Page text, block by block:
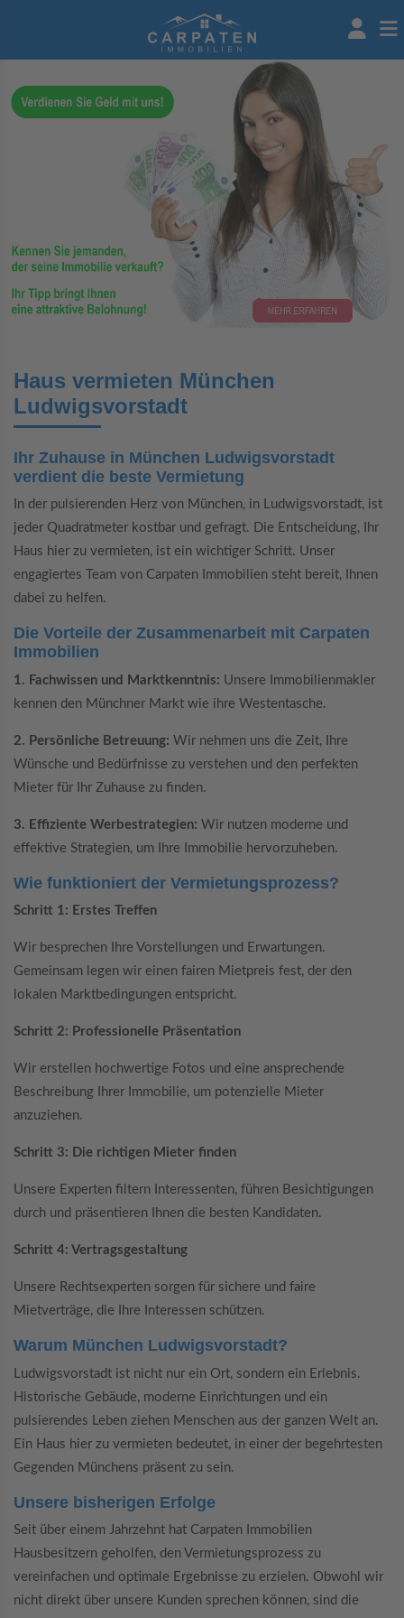
Haus vermieten München
Ludwigsvorstadt
Ihr Zuhause in München Ludwigsvorstadt
verdient die beste Vermietung
In der pulsierenden Herz von München, in Ludwigsvorstadt, ist
jeder Quadratmeter kostbar und gefragt. Die Entscheidung, Ihr
Haus hier zu vermieten, ist ein wichtiger Schritt. Unser
engagiertes Team von Carpaten Immobilien steht bereit, Ihnen
dabei zu helfen.
Die Vorteile der Zusammenarbeit mit Carpaten
Immobilien
1. Fachwissen und Marktkenntnis: Unsere Immobilienmakler
kennen den Münchner Markt wie ihre Westentasche.
2. Persönliche Betreuung: Wir nehmen uns die Zeit, Ihre
Wünsche und Bedürfnisse zu verstehen und den perfekten
Mieter für Ihr Zuhause zu finden.
3. Effiziente Werbestrategien: Wir nutzen moderne und
effektive Strategien, um Ihre Immobilie hervorzuheben.
Wie funktioniert der Vermietungsprozess?
Schritt 1: Erstes Treffen
Wir besprechen Ihre Vorstellungen und Erwartungen.
Gemeinsam legen wir einen fairen Mietpreis fest, der den
lokalen Marktbedingungen entspricht.
Schritt 2: Professionelle Präsentation
Wir erstellen hochwertige Fotos und eine ansprechende
Beschreibung Ihrer Immobilie, um potenzielle Mieter
anzuziehen.
Schritt 3: Die richtigen Mieter finden
Unsere Experten filtern Interessenten, führen Besichtigungen
durch und präsentieren Ihnen die besten Kandidaten.
Schritt 4: Vertragsgestaltung
Unsere Rechtsexperten sorgen für sichere und faire
Mietverträge, die Ihre Interessen schützen.
Warum München Ludwigsvorstadt?
Ludwigsvorstadt ist nicht nur ein Ort, sondern ein Erlebnis.
Historische Gebäude, moderne Einrichtungen und ein
pulsierendes Leben ziehen Menschen aus der ganzen Welt an.
Ein Haus hier zu vermieten bedeutet, in einer der begehrtesten
Gegenden Münchens präsent zu sein.
Unsere bisherigen Erfolge
Seit über einem Jahrzehnt hat Carpaten Immobilien
Hausbesitzern geholfen, den Vermietungsprozess zu
vereinfachen und optimale Ergebnisse zu erzielen. Obwohl wir
nicht direkt über unsere Kunden sprechen können, sind die